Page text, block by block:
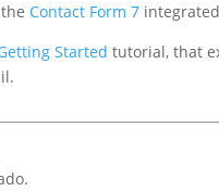
Contact Form 7
Started tutorial, that